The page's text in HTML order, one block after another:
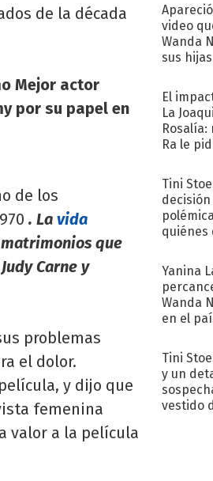
de la década
Mejor actor
por su papel en
de los
. La vida
que
Carne y
problemas
el dolor.
y dijo que
femenina
valor a la película
video
Wanda
sus
El
La
Rosalía:
Ra le
Tini
quiénes
Yanina
Wanda
en el
Tini
y un
vestido